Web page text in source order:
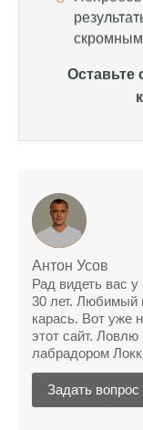
отлично,
Уже
всегда
Сегодня
полной
Поймал
успешно
Прогноз
неделю
Оставьте
Антон Усов
Рад видеть вас
30 лет. Любимый
карась. Вот уже
этот сайт.
лабрадором
Задать вопрос